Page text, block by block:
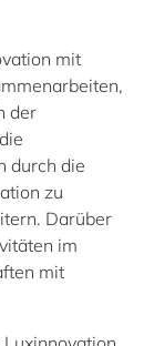
mit
der
durch die
zu
Darüber
im
mit